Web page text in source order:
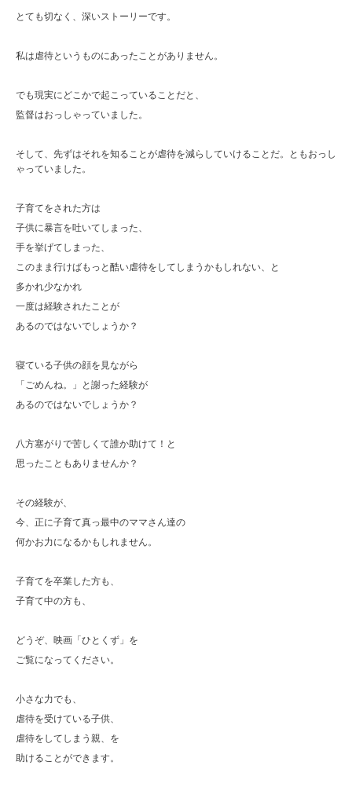
とても切なく、深いストーリーです。
私は虐待というものにあったことがありません。
でも現実にどこかで起こっていることだと、
監督はおっしゃっていました。
そして、先ずはそれを知ることが虐待を減らしていけることだ。ともおっし
ゃっていました。
子育てをされた方は
子供に暴言を吐いてしまった、
手を挙げてしまった、
このまま行けばもっと酷い虐待をしてしまうかもしれない、と
多かれ少なかれ
一度は経験されたことが
あるのではないでしょうか？
寝ている子供の顔を見ながら
「ごめんね。」と謝った経験が
あるのではないでしょうか？
八方塞がりで苦しくて誰か助けて！と
思ったこともありませんか？
その経験が、
今、正に子育て真っ最中のママさん達の
何かお力になるかもしれません。
子育てを卒業した方も、
子育て中の方も、
どうぞ、映画「ひとくず」を
ご覧になってください。
小さな力でも、
虐待を受けている子供、
虐待をしてしまう親、を
助けることができます。